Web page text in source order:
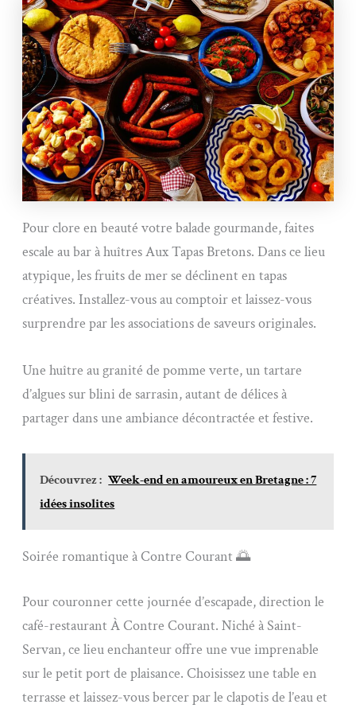
Pour clore en beauté votre balade gourmande, faites
escale au bar à huîtres Aux Tapas Bretons. Dans ce lieu
atypique, les fruits de mer se déclinent en tapas
créatives. Installez-vous au comptoir et laissez-vous
surprendre par les associations de saveurs originales.
Une huître au granité de pomme verte, un tartare
d’algues sur blini de sarrasin, autant de délices à
partager dans une ambiance décontractée et festive.
Découvrez : Week-end en amoureux en Bretagne : 7
idées insolites
Soirée romantique à Contre Courant 🌅
Pour couronner cette journée d’escapade, direction le
café-restaurant À Contre Courant. Niché à Saint-
Servan, ce lieu enchanteur offre une vue imprenable
sur le petit port de plaisance. Choisissez une table en
terrasse et laissez-vous bercer par le clapotis de l’eau et